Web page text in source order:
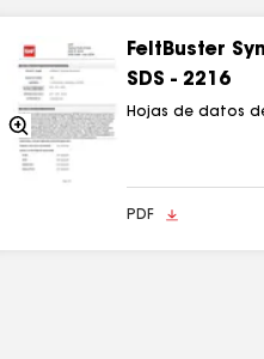
Acercarse
FeltBuster
SDS - 2216
Hojas de datos
PDF